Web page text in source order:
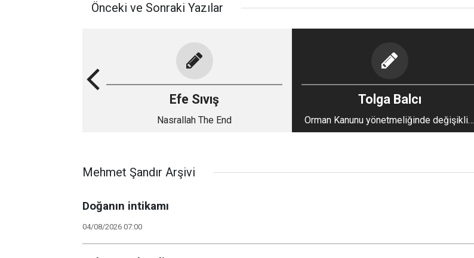
Önceki ve Sonraki Yazılar
Efe Sıvış
Nasrallah The End
Tolga Balcı
Orman Kanunu yönetmeliğinde değişiklik:
Maden şirketleri lisans almadan
Mehmet Şandır Arşivi
Doğanın intikamı
04/08/2026 07:00